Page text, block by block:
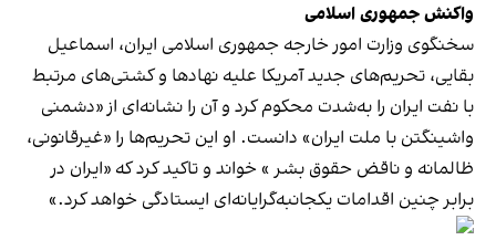
واکنش جمهوری اسلامی
سخنگوی وزارت امور خارجه جمهوری اسلامی ایران، اسماعیل
بقایی، تحریم‌های جدید آمریکا علیه نهادها و کشتی‌های مرتبط
با نفت ایران را به‌شدت محکوم کرد و آن را نشانه‌ای از «دشمنی
واشینگتن با ملت ایران» دانست. او این تحریم‌ها را «غیرقانونی،
ظالمانه و ناقض حقوق بشر » خواند و تاکید کرد که «ایران در
برابر چنین اقدامات یکجانبه‌گرایانه‌ای ایستادگی خواهد کرد.»